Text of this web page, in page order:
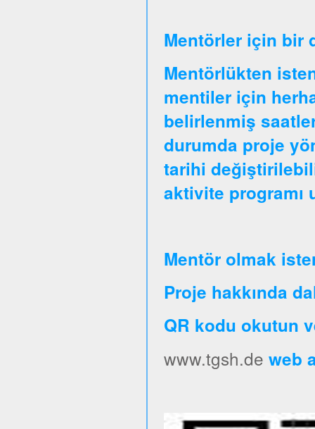
Mentörler için bir
Mentörlükten
mentiler için
belirlenmiş
durumda proje
tarihi
aktivite programı
Mentör olmak
Proje hakkında
QR kodu okutun
www.tgsh.de web